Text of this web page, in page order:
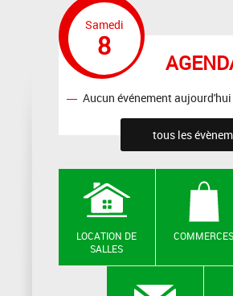
Samedi
8
Aucun événement aujourd'hui
tous les
LOCATION DE
SALLES
COMMERCES